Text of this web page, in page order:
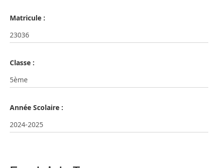
Matricule :
Classe :
Année Scolaire :